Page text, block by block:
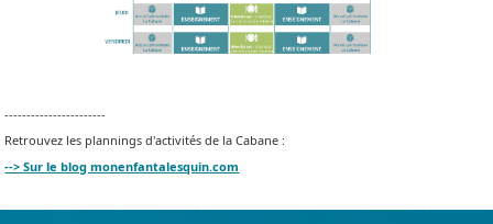
-----------------------
Retrouvez les plannings d'activités de la Cabane :
--> Sur le blog monenfantalesquin.com